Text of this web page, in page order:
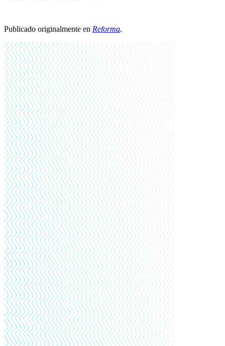
Publicado originalmente en Reforma.